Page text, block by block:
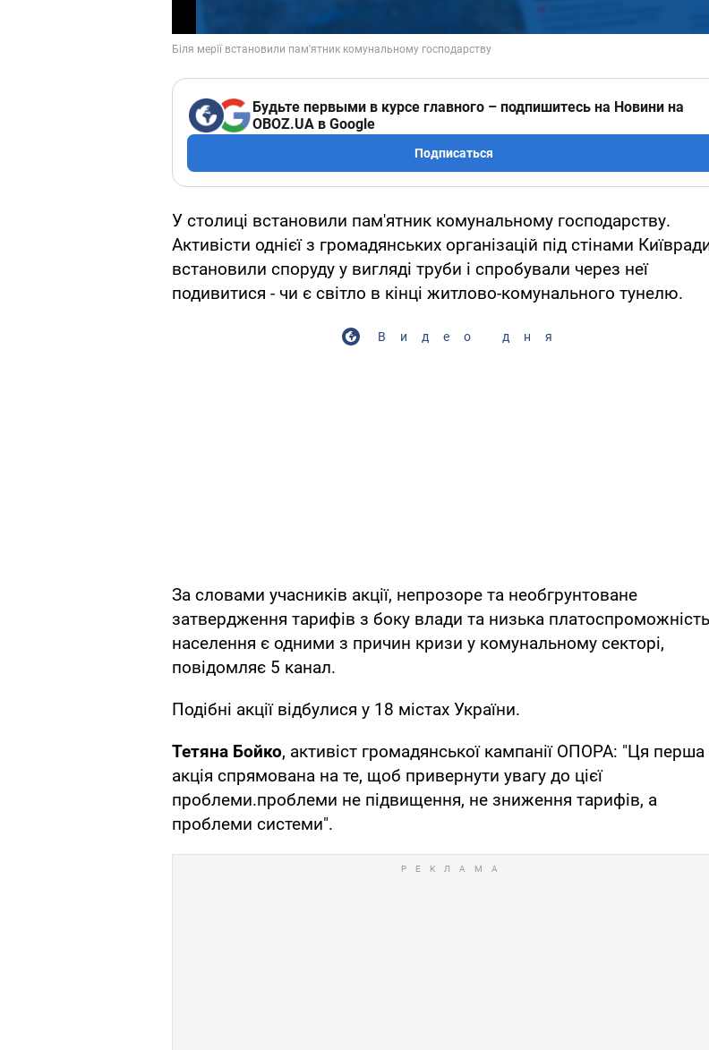
Будьте первыми в курсе главного – подпишитесь на Новини на
OBOZ.UA в Google
Подписаться
У столиці встановили пам'ятник комунальному господарству.
Активісти однієї з громадянських організацій під стінами
встановили споруду у вигляді труби і спробували через неї
подивитися - чи є світло в кінці житлово-комунального тунелю.
Видео дня
За словами учасників акції, непрозоре та необгрунтоване
затвердження тарифів з боку влади та низька платоспроможність
населення є одними з причин кризи у комунальному секторі,
повідомляє 5 канал.
Подібні акції відбулися у 18 містах України.
Тетяна Бойко, активіст громадянської кампанії ОПОРА: "Ця перша
акція спрямована на те, щоб привернути увагу до цієї
проблеми.проблеми не підвищення, не зниження тарифів, а
проблеми системи".